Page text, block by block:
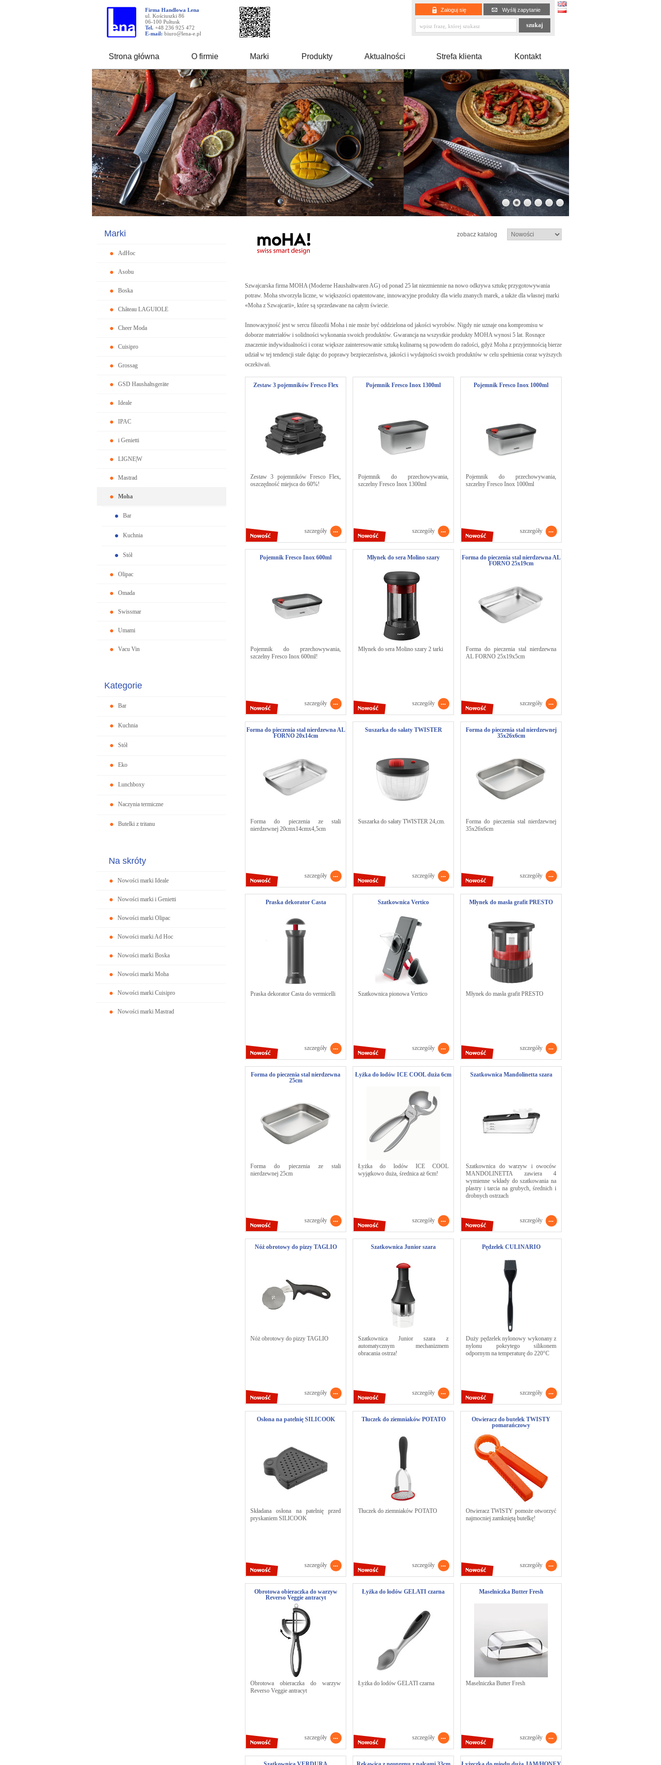
Firma Handlowa Lena
ul. Kościuszki 86
06-100 Pułtusk
Tel. +48 236 925 472
E-mail: biuro@lena-e.pl
Zaloguj się Wyślij zapytanie
Strona główna O firmie Marki Produkty Aktualności Strefa klienta Kontakt
Marki
AdHoc
Asobu
Boska
Château LAGUIOLE
Cheer Moda
Cuisipro
Grossag
GSD Haushaltsgeräte
Ideale
IPAC
i Genietti
LIGNE|W
Mastrad
Moha
Bar
Kuchnia
Stół
Olipac
Omada
Swissmar
Umami
Vacu Vin
Kategorie
Bar
Kuchnia
Stół
Eko
Lunchboxy
Naczynia termiczne
Butelki z tritanu
Na skróty
Nowości marki Ideale
Nowości marki i Genietti
Nowości marki Olipac
Nowości marki Ad Hoc
Nowości marki Boska
Nowości marki Moha
Nowości marki Cuisipro
Nowości marki Mastrad
zobacz katalog
Szwajcarska firma MOHA (Moderne Haushaltwaren AG) od ponad 25 lat niezmiennie na nowo odkrywa sztukę przygotowywania
potraw. Moha stworzyła liczne, w większości opatentowane, innowacyjne produkty dla wielu znanych marek, a także dla własnej marki
«Moha z Szwajcarii», które są sprzedawane na całym świecie.
Innowacyjność jest w sercu filozofii Moha i nie może być oddzielona od jakości wyrobów. Nigdy nie uznaje ona kompromisu w
doborze materiałów i solidności wykonania swoich produktów. Gwarancja na wszystkie produkty MOHA wynosi 5 lat. Rosnące
znaczenie indywidualności i coraz większe zainteresowanie sztuką kulinarną są powodem do radości, gdyż Moha z przyjemnością bierze
udział w tej tendencji stale dążąc do poprawy bezpieczeństwa, jakości i wydajności swoich produktów w celu spełnienia coraz wyższych
oczekiwań.
Zestaw 3 pojemników Fresco Flex
Zestaw 3 pojemników Fresco Flex,
oszczędność miejsca do 60%!
szczegóły
Pojemnik Fresco Inox 1300ml
Pojemnik do przechowywania,
szczelny Fresco Inox 1300ml
szczegóły
Pojemnik Fresco Inox 1000ml
Pojemnik do przechowywania,
szczelny Fresco Inox 1000ml
szczegóły
Pojemnik Fresco Inox 600ml
Pojemnik do przechowywania,
szczelny Fresco Inox 600ml!
szczegóły
Młynek do sera Molino szary
Młynek do sera Molino szary 2 tarki
szczegóły
Forma do pieczenia stal nierdzewna AL
FORNO 25x19cm
Forma do pieczenia stal nierdzewna
AL FORNO 25x19x5cm
szczegóły
Forma do pieczenia stal nierdzewna AL
FORNO 20x14cm
Forma do pieczenia ze stali
nierdzewnej 20cmx14cmx4,5cm
szczegóły
Suszarka do sałaty TWISTER
Suszarka do sałaty TWISTER 24,cm.
szczegóły
Forma do pieczenia stal nierdzewnej
35x26x6cm
Forma do pieczenia stal nierdzewnej
35x26x6cm
szczegóły
Praska dekorator Casta
Praska dekorator Casta do vermicelli
szczegóły
Szatkownica Vertico
Szatkownica pionowa Vertico
szczegóły
Młynek do masła grafit PRESTO
Młynek do masła grafit PRESTO
szczegóły
Forma do pieczenia stal nierdzewna
25cm
Forma do pieczenia ze stali
nierdzewnej 25cm
szczegóły
Łyżka do lodów ICE COOL duża 6cm
Łyżka do lodów ICE COOL
wyjątkowo duża, średnica aż 6cm!
szczegóły
Szatkownica Mandolinetta szara
Szatkownica do warzyw i owoców
MANDOLINETTA zawiera 4
wymienne wkłady do szatkowania na
plastry i tarcia na grubych, średnich i
drobnych ostrzach
szczegóły
Nóż obrotowy do pizzy TAGLIO
Nóż obrotowy do pizzy TAGLIO
szczegóły
Szatkownica Junior szara
Szatkownica Junior szara z
automatycznym mechanizmem
obracania ostrza!
szczegóły
Pędzelek CULINARIO
Duży pędzelek nylonowy wykonany z
nylonu pokrytego silikonem
odpornym na temperaturę do 220°C
szczegóły
Osłona na patelnię SILICOOK
Składana osłona na patelnię przed
pryskaniem SILICOOK
szczegóły
Tłuczek do ziemniaków POTATO
Tłuczek do ziemniaków POTATO
szczegóły
Otwieracz do butelek TWISTY
pomarańczowy
Otwieracz TWISTY pomoże otworzyć
najmocniej zamkniętą butelkę!
szczegóły
Obrotowa obieraczka do warzyw
Reverso Veggie antracyt
Obrotowa obieraczka do warzyw
Reverso Veggie antracyt
szczegóły
Łyżka do lodów GELATI czarna
Łyżka do lodów GELATI czarna
szczegóły
Maselniczka Butter Fresh
Maselniczka Butter Fresh
szczegóły